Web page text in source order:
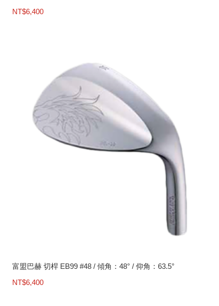
NT$6,400
富盟巴赫 切桿 EB99 #48 / 傾角：48° / 仰角：63.5°
NT$6,400